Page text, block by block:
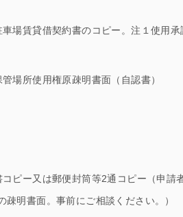
場賃貸借契約書のコピー。注１使用承
場所使用権原疎明書面（自認書）
ピー又は郵便封筒等2通コピー（申請
明書面。事前にご相談ください。）